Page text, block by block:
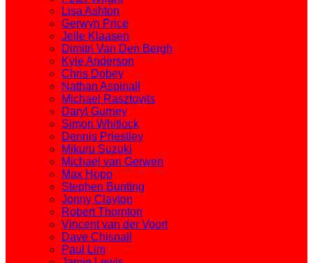
Lisa Ashton
Gerwyn Price
Jelle Klaasen
Dimitri Van Den Bergh
Kyle Anderson
Chris Dobey
Nathan Aspinall
Michael Rasztovits
Daryl Gurney
Simon Whitlock
Dennis Priestley
Mikuru Suzuki
Michael van Gerwen
Max Hopp
Stephen Bunting
Jonny Clayton
Robert Thornton
Vincent van der Voort
Dave Chisnall
Paul Lim